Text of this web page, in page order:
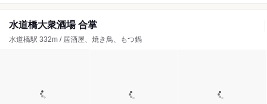
水道橋大衆酒場 合掌
水道橋駅 332m / 居酒屋、焼き鳥、もつ鍋